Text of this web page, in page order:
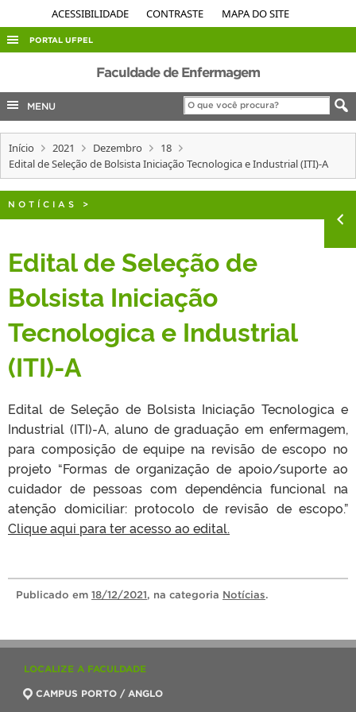
ACESSIBILIDADE CONTRASTE MAPA DO SITE
PORTAL UFPEL
ACESSO À INFORMAÇÃO
AUDITORIA
COBALTO
CONCURSOS
INTERNACIONAL
PORTARIAS
Faculdade de Enfermagem
MENU
Início 2021 Dezembro
18
Edital de Seleção de Bolsista Iniciação Tecnologica e Industrial (ITI)-A
NOTÍCIAS >
Edital de Seleção de
Bolsista Iniciação
Tecnologica e Industrial
(ITI)-A
Edital de Seleção de Bolsista Iniciação Tecnologica e
Industrial (ITI)-A, aluno de graduação em enfermagem,
para composição de equipe na revisão de escopo no
projeto “Formas de organização de apoio/suporte ao
cuidador de pessoas com dependência funcional na
atenção domiciliar: protocolo de revisão de escopo.”
Clique aqui para ter acesso ao edital.
Publicado em 18/12/2021, na categoria Notícias.
LOCALIZE A FACULDADE
CAMPUS PORTO / ANGLO